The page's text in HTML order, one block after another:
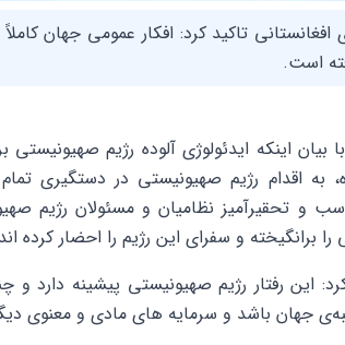
تاکید کرد: افکار عمومی جهان
است.
اینکه ایدئولوژی آلوده رژیم صهیونیستی
به اقدام رژیم صهیونیستی در دستگیری
و تحقیرآمیز نظامیان و مسئولان رژیم
برانگیخته و سفرای این رژیم را احضار کرده
این رفتار رژیم صهیونیستی پیشینه دارد
جهان باشد و سرمایه های مادی و معنوی